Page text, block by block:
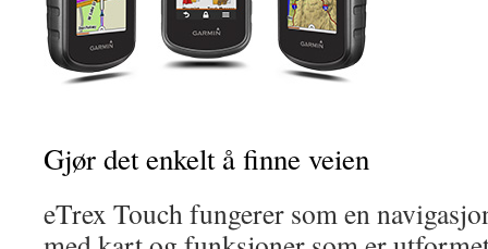
Gjør det enkelt å finne veien
eTrex Touch fungerer som en